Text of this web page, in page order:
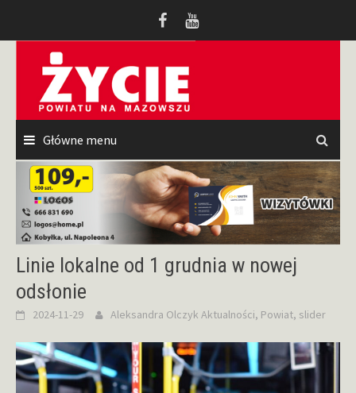
Główne menu
Linie lokalne od 1 grudnia w nowej
odsłonie
2024-11-29 Aleksandra Olczyk Aktualności, Powiat, slider